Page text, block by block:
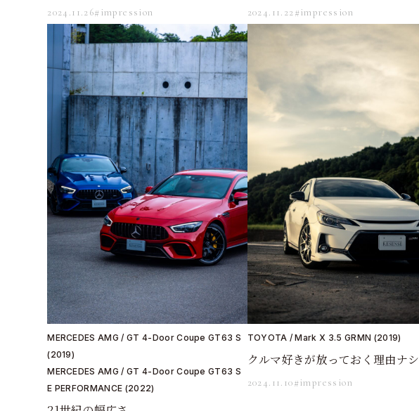
2024.11.26#impression 2024.11.22#impression
MERCEDES AMG / GT 4-Door Coupe GT63 S
(2019)
MERCEDES AMG / GT 4-Door Coupe GT63 S
E PERFORMANCE (2022)
TOYOTA / Mark X 3.5 GRMN (2019)
クルマ好きが放っておく理由ナシ
2024.11.10#impression